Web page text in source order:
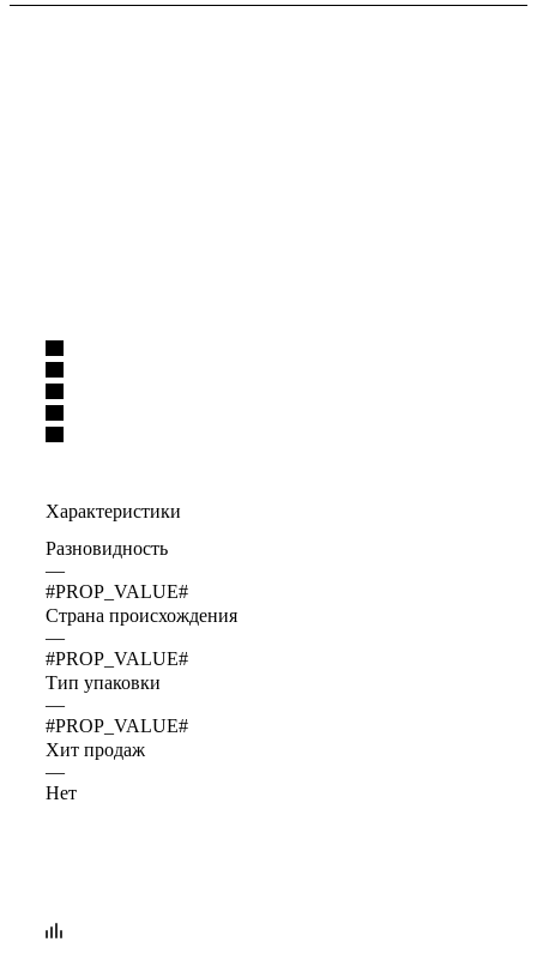
Характеристики
Разновидность
—
#PROP_VALUE#
Страна происхождения
—
#PROP_VALUE#
Тип упаковки
—
#PROP_VALUE#
Хит продаж
—
Нет